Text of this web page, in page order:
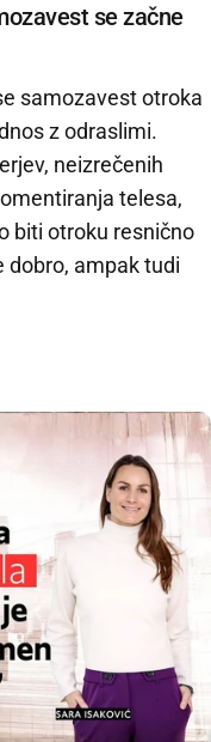
se začne
samozavest otroka
z odraslimi.
neizrečenih
telesa,
biti otroku resnično
dobro, ampak tudi